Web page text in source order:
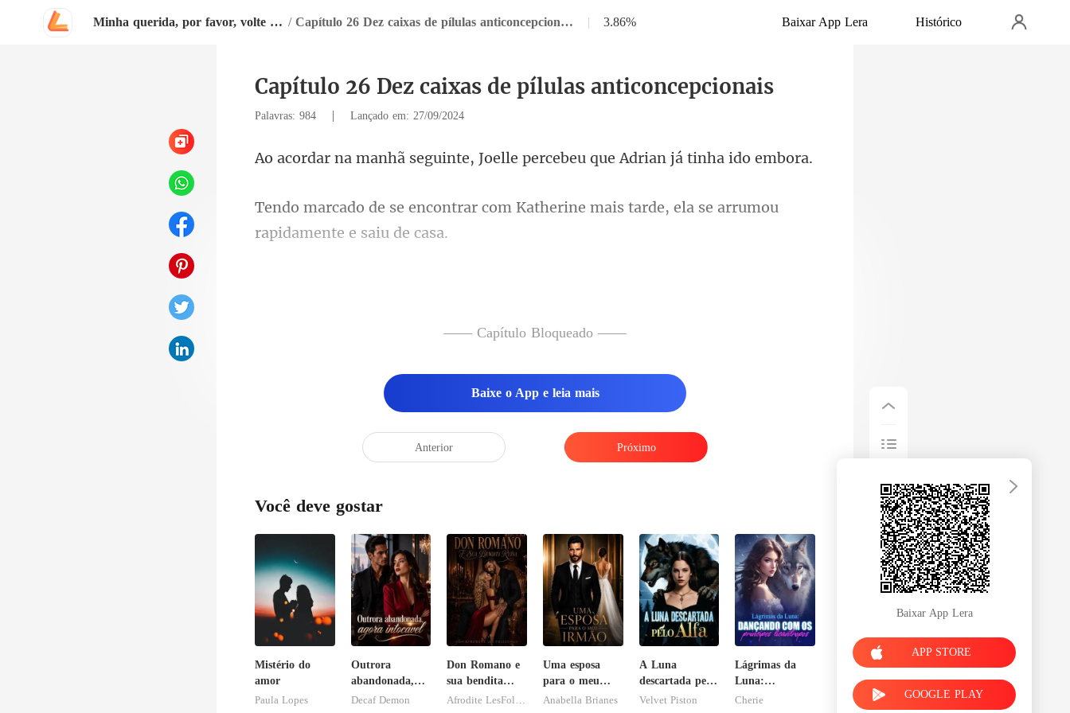
Minha querida, por favor, volte para mim / Capítulo 26 Dez caixas de pílulas anticoncepcionais | 3.86% Baixar App Lera Histórico
Capítulo 26 Dez caixas de pílulas anticoncepcionais
Palavras: 984 | Lançado em: 27/09/2024
te, Joelle percebeu que Ad
Katherine mais tarde, ela se arr
—— Capítulo Bloqueado ——
Baixe o App e leia mais
Anterior Próximo
Você deve gostar
Mistério do
amor
Paula Lopes
Outrora
abandonada,
agora intocável
Decaf Demon
Don Romano e
sua bendita
ruína
Uma esposa
para o meu
irmão
Anabella Brianes
A Luna
descartada pelo
Alfa
Velvet Piston
Lágrimas da
Luna:
Dançando com
Cherie
Baixar App Lera
APP STORE
GOOGLE PLAY